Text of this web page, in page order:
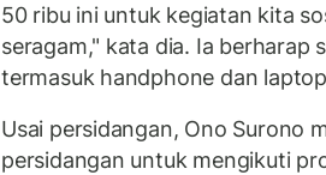
50 ribu ini untuk kegiatan kita
seragam," kata dia. Ia berharap
termasuk handphone dan
Usai persidangan, Ono Surono
persidangan untuk mengikuti